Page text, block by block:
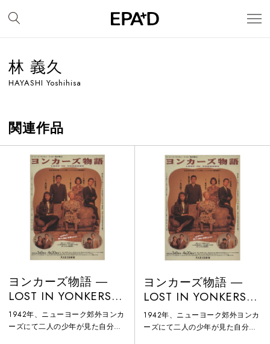
林 義久
HAYASHI Yoshihisa
関連作品
ヨンカーズ物語 ―
LOST IN YONKERS
野村版
1942年、ニューヨーク郊外ヨンカ
ーズにて二人の少年が見た自分た
ヨンカーズ物語 ―
LOST IN YONKERS
松田版
1942年、ニューヨーク郊外ヨンカ
ーズにて二人の少年が見た自分た